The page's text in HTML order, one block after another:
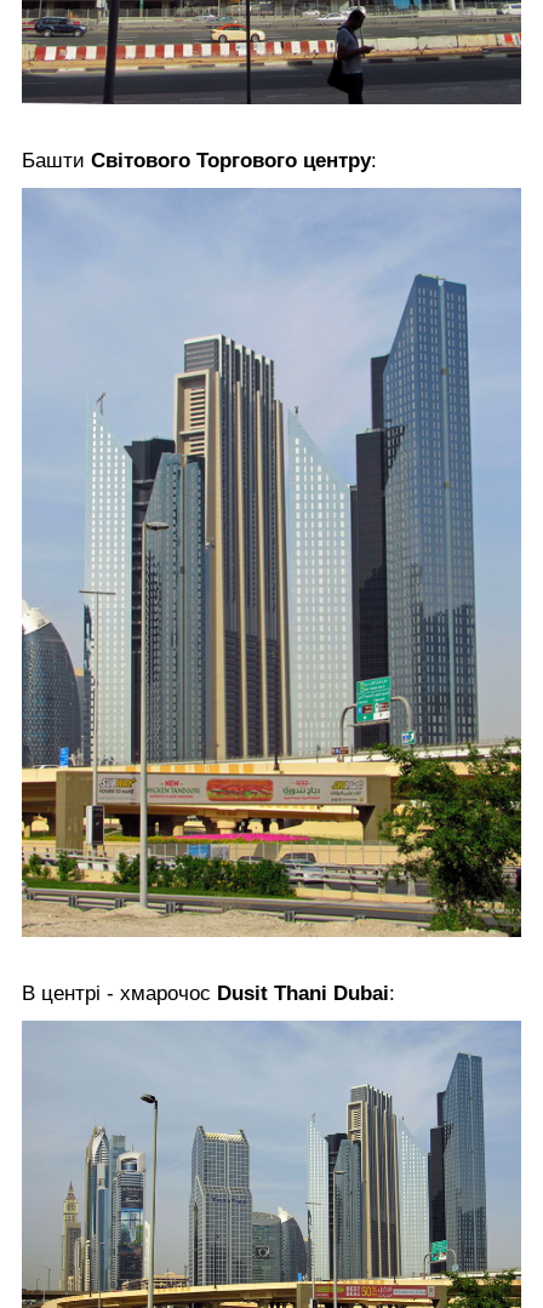
Башти Світового Торгового центру:
В центрі - хмарочос Dusit Thani Dubai: